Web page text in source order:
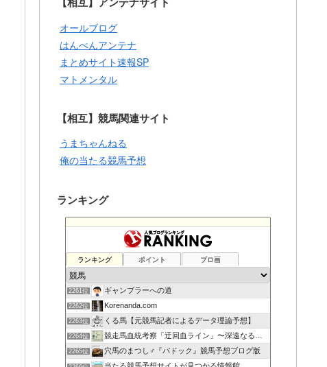
オールブログ
はんぺんアンテナ
まとめサイト速報SP
マトメンタル
【相互】競馬関連サイト
うまちゃんねる
俺の当たる競馬予想
ランキング
ランキング ポイント ブロ画
2261位 ギャンブラーへの道
2262位 Korenanda.com
2263位 くる馬【元競馬記者によるデータ理論予想】
2264位 競走馬血統考察「迂回血ライン」〜深遠なる血の連鎖〜
2265位 穴馬のまつし♂『パドック』競馬予想ブログ版